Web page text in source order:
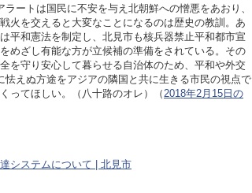
ートは国民に不安を与え北朝鮮への憎悪をあおり、
火を交えると大変なことになるのは歴史の教訓。あ
平和憲法を制定し、北見市も核兵器禁止平和都市宣
めざし有能な方が立候補の準備をされている。その
を守り安心して暮らせる自治体のため、平和や外交
えぬ方途をアジアの隣国と共に生きる市民の視点で
ってほしい。（八十路のオレ）（ 2018年2月15日の
システムについて | 北見市